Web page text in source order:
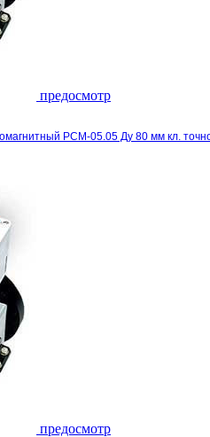
предосмотр
РСМ-05.05 Ду 80 мм кл.
предосмотр